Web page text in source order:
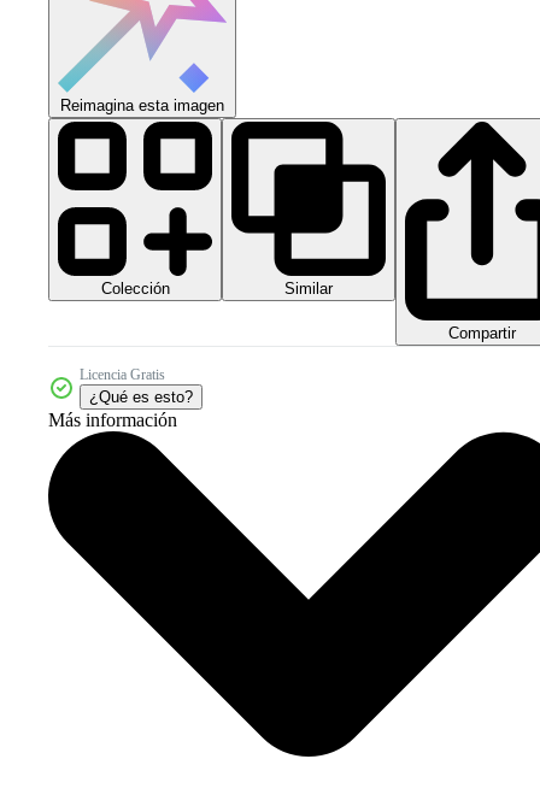
Reimagina esta imagen
Colección Similar
Compartir
Licencia Gratis
¿Qué es esto?
Más información